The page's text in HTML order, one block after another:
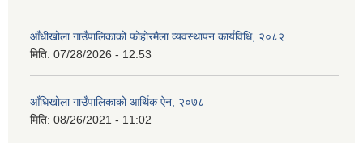
आँधीखोला गाउँपालिकाको फोहोरमैला व्यवस्थापन कार्यविधि, २०८२
मिति: 07/28/2026 - 12:53
आँधिखोला गाउँपालिकाको आर्थिक ऐन, २०७८
मिति: 08/26/2021 - 11:02